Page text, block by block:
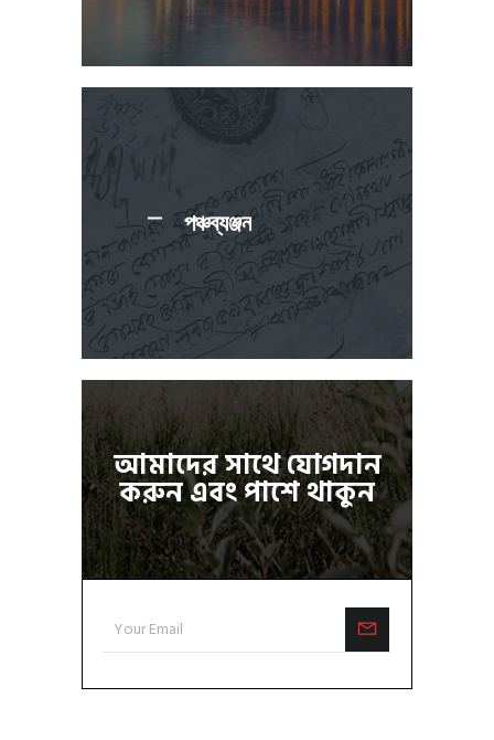
পঞ্চব্যঞ্জন
আমাদের সাথে যোগদান
করুন এবং পাশে থাকুন